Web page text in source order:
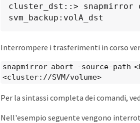
cluster_dst::> snapmirror
svm_backup:volA_dst
Interrompere i trasferimenti in corso
snapmirror abort -source-path
<cluster://SVM/volume>
Per la sintassi completa dei comandi,
Nell'esempio seguente vengono